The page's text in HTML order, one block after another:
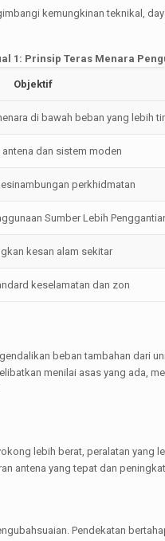
kemungkinan teknikal,
1: Prinsip Teras Menara
Objektif
di bawah beban yang lebih
dan sistem moden
perkhidmatan
Sumber Lebih
kesan alam sekitar
keselamatan dan zon
beban tambahan dari
menilai asas yang ada,
lebih berat, peralatan yang
antena yang tepat dan
Pendekatan